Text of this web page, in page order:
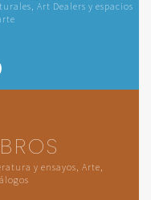
Art Dealers y espacios
y ensayos, Arte,